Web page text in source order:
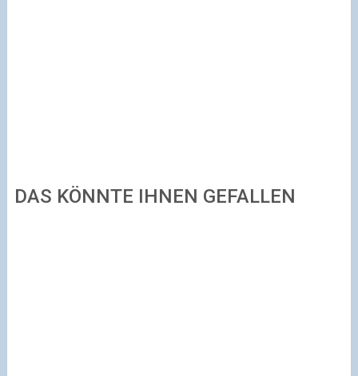
DAS KÖNNTE IHNEN GEFALLEN